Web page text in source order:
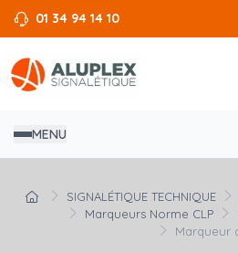
01 34 94 14 10
MENU
SIGNALÉTIQUE TECHNIQUE
Marqueurs Norme CLP
Marqueur